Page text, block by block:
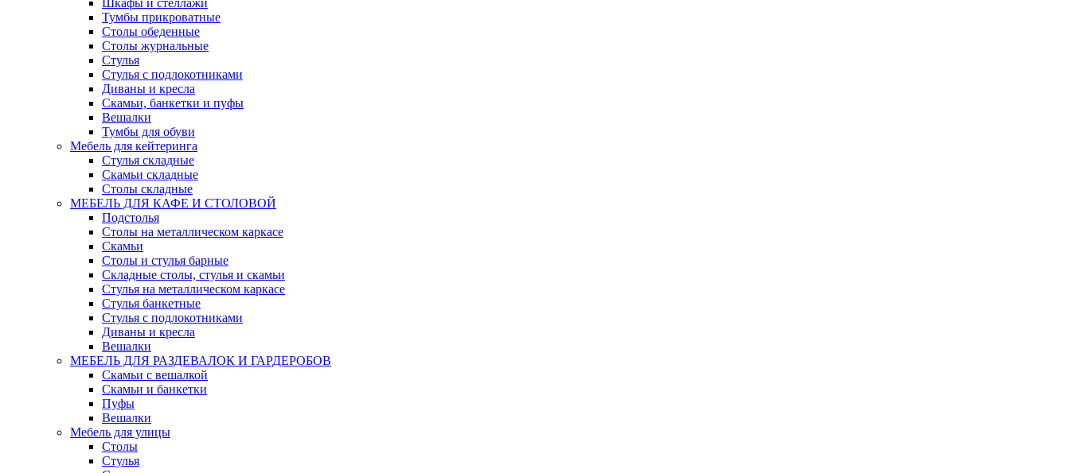
Шкафы и стеллажи
Тумбы прикроватные
Столы обеденные
Столы журнальные
Стулья
Стулья с подлокотниками
Диваны и кресла
Скамьи, банкетки и пуфы
Вешалки
Тумбы для обуви
Мебель для кейтеринга
Стулья складные
Скамьи складные
Столы складные
МЕБЕЛЬ ДЛЯ КАФЕ И СТОЛОВОЙ
Подстолья
Столы на металлическом каркасе
Скамьи
Столы и стулья барные
Складные столы, стулья и скамьи
Стулья на металлическом каркасе
Стулья банкетные
Стулья с подлокотниками
Диваны и кресла
Вешалки
МЕБЕЛЬ ДЛЯ РАЗДЕВАЛОК И ГАРДЕРОБОВ
Скамьи с вешалкой
Скамьи и банкетки
Пуфы
Вешалки
Мебель для улицы
Столы
Стулья